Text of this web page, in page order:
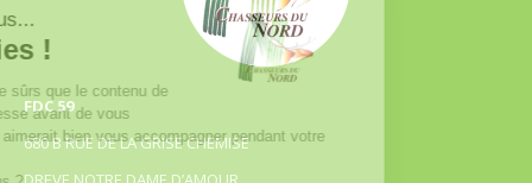
FDC 59
680 B RUE DE LA GRISE CHEMISE